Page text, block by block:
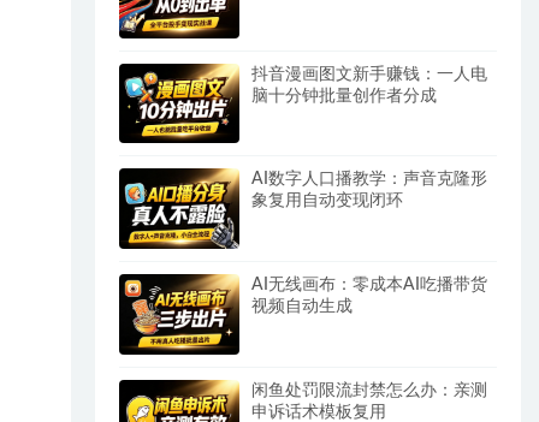
抖音漫画图文新手赚钱：一人电
脑十分钟批量创作者分成
AI数字人口播教学：声音克隆形
象复用自动变现闭环
AI无线画布：零成本AI吃播带货
视频自动生成
闲鱼处罚限流封禁怎么办：亲测
申诉话术模板复用